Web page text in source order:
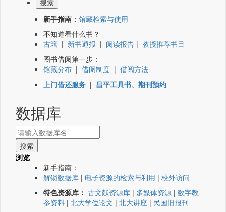
新手指南 ： 馆藏检索与使用
不知道看什么书？
古籍 | 新书通报 | 阅读报告 | 教授推荐书目
图书借阅第一步：
馆藏分布 | 借阅制度 | 借阅方法
上门借还服务 | 昌平工具书、期刊预约
数据库
浏览
新手指南：
解锁数据库 | 电子资源的检索与利用 | 校外访问
特色资源库： 古文献资源库 | 多媒体资源 | 数字教
参资料 | 北大学位论文 | 北大讲座 | 民国旧报刊